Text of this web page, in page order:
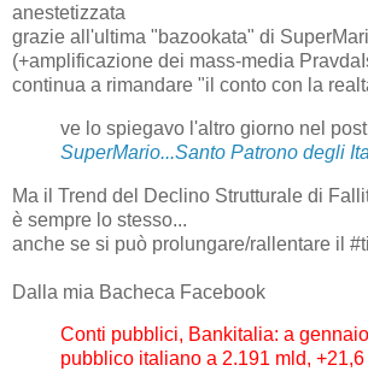
anestetizzata
grazie all'ultima "bazookata" di
(+amplificazione dei mass-media
continua a rimandare "il conto con la
ve lo spiegavo l'altro giorno nel
SuperMario...Santo Patrono degli
Ma il Trend del Declino Strutturale di
è sempre lo stesso...
anche se si può prolungare/rallentare il
Dalla mia Bacheca Facebook
Conti pubblici, Bankitalia: a
pubblico italiano a 2.191 mld, +21,6